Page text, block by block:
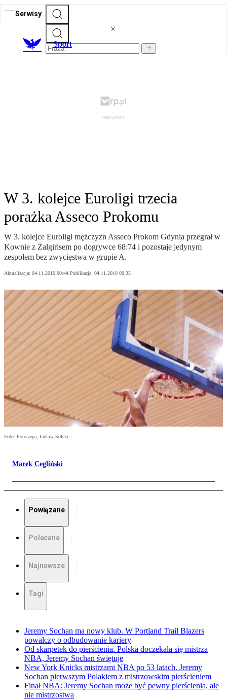
Serwisy
Sport
W 3. kolejce Euroligi trzecia
porażka Asseco Prokomu
W 3. kolejce Euroligi mężczyzn Asseco Prokom Gdynia przegrał w
Kownie z Żalgirisem po dogrywce 68:74 i pozostaje jedynym
zespołem bez zwycięstwa w grupie A.
Aktualizacja: 04.11.2010 00:44 Publikacja: 04.11.2010 00:35
Foto: Fotorzepa, Łukasz Solski
Marek Cegliński
Powiązane
Polecane
Najnowsze
Tagi
Jeremy Sochan ma nowy klub. W Portland Trail Blazers
powalczy o odbudowanie kariery
Od skarpetek do pierścienia. Polska doczekała się mistrza
NBA, Jeremy Sochan świętuje
New York Knicks mistrzami NBA po 53 latach. Jeremy
Sochan pierwszym Polakiem z mistrzowskim pierścieniem
Finał NBA: Jeremy Sochan może być pewny pierścienia, ale
nie mistrzostwa